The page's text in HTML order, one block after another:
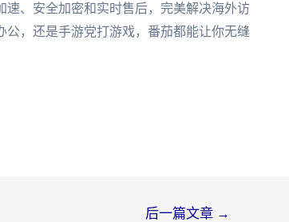
、安全加密和实时售后，完美解决海外访
，还是手游党打游戏，番茄都能让你无缝
后一篇文章 →